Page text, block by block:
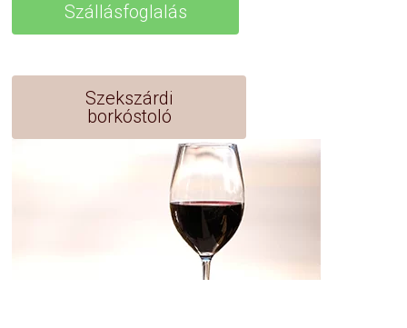
Szállásfoglalás
Szekszárdi
borkóstoló